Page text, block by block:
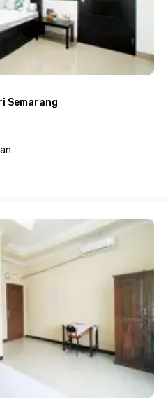
Semarang